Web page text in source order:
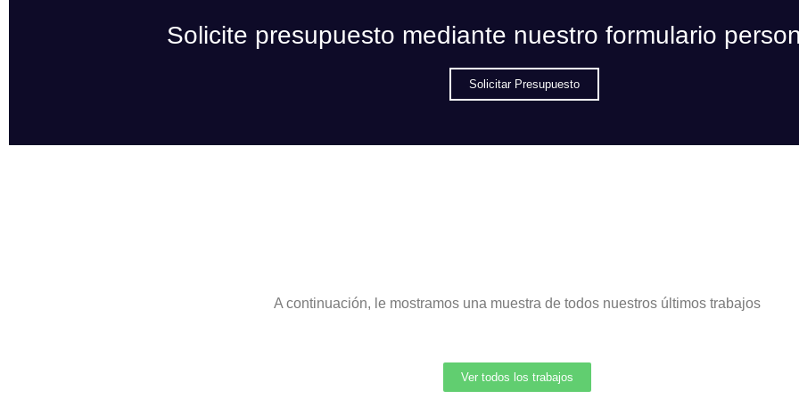
Solicite presupuesto mediante nuestro formulario
Solicitar Presupuesto
A continuación, le mostramos una muestra de todos nuestros últimos trabajos
Ver todos los trabajos